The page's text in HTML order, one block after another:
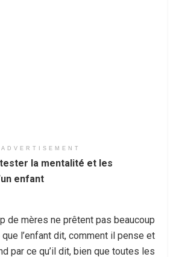
ADVERTISEMENT
la mentalité et les
enfant
de mères ne prêtent pas beaucoup
que l’enfant dit, comment il pense et
par ce qu’il dit, bien que toutes les